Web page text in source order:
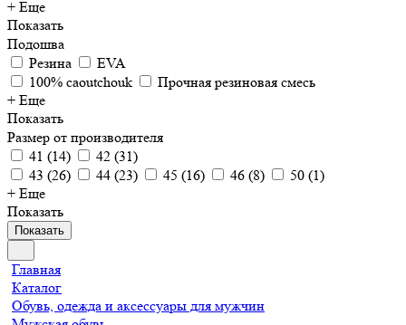
+ Еще
Показать
Подошва
Резина
EVA
100% caoutchouk
Прочная резиновая смесь
+ Еще
Показать
Размер от производителя
41 (14) 42 (31)
43 (26) 44 (23) 45 (16) 46 (8) 50 (1)
+ Еще
Показать
Показать
Главная
Каталог
Обувь, одежда и аксессуары для мужчин